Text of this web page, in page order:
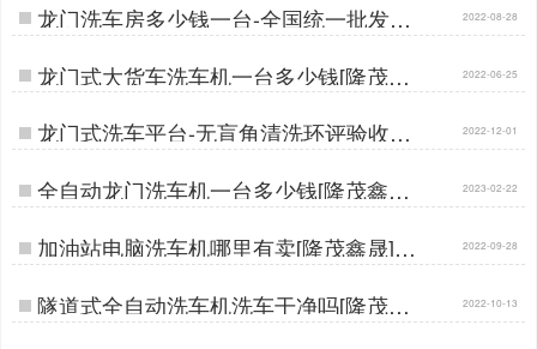
龙门洗车房多少钱一台-全国统一批发价
厂家[隆茂鑫晟]…
2022-08-28
龙门式大货车洗车机一台多少钱[隆茂鑫
晟]…
2022-06-25
龙门式洗车平台-无盲角清洗环评验收更
轻松[隆茂鑫晟]…
2022-12-01
全自动龙门洗车机一台多少钱[隆茂鑫晟]
…
2023-02-22
加油站电脑洗车机哪里有卖[隆茂鑫晟]… 2022-09-28
隧道式全自动洗车机洗车干净吗[隆茂鑫
晟]…
2022-10-13